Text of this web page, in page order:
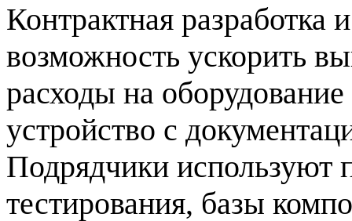
Контрактная разработка
возможность ускорить
расходы на
устройство с
Подрядчики используют
тестирования, базы